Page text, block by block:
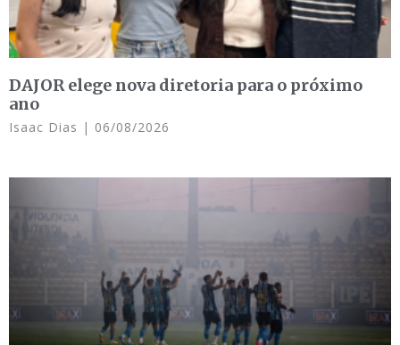
DAJOR elege nova diretoria para o próximo
ano
Isaac Dias 06/08/2026